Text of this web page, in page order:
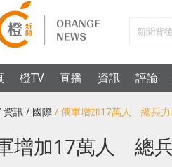
橙TV 直播 資訊 評論
資訊 / 國際 / 俄軍增加17萬人 總兵力
增加17萬人 總